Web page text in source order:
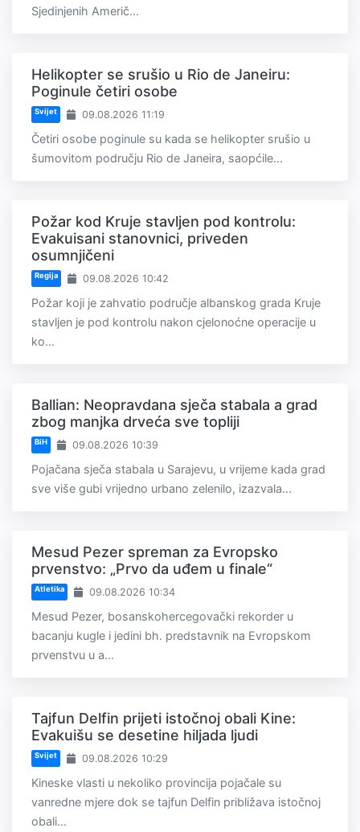
Sjedinjenih Američ...
Helikopter se srušio u Rio de Janeiru:
Poginule četiri osobe
Svijet 09.08.2026 11:19
Četiri osobe poginule su kada se helikopter srušio u
šumovitom području Rio de Janeira, saopćile...
Požar kod Kruje stavljen pod kontrolu:
Evakuisani stanovnici, priveden
osumnjičeni
Regija 09.08.2026 10:42
Požar koji je zahvatio područje albanskog grada Kruje
stavljen je pod kontrolu nakon cjelonoćne operacije u
ko...
Ballian: Neopravdana sječa stabala a grad
zbog manjka drveća sve topliji
BiH 09.08.2026 10:39
Pojačana sječa stabala u Sarajevu, u vrijeme kada grad
sve više gubi vrijedno urbano zelenilo, izazvala...
Mesud Pezer spreman za Evropsko
prvenstvo: „Prvo da uđem u finale“
Atletika 09.08.2026 10:34
Mesud Pezer, bosanskohercegovački rekorder u
bacanju kugle i jedini bh. predstavnik na Evropskom
prvenstvu u a...
Tajfun Delfin prijeti istočnoj obali Kine:
Evakuišu se desetine hiljada ljudi
Svijet 09.08.2026 10:29
Kineske vlasti u nekoliko provincija pojačale su
vanredne mjere dok se tajfun Delfin približava istočnoj
obali...